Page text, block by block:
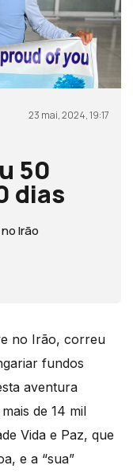
23 mai, 2024, 19:17
50
dias
Irão
no Irão, correu
fundos
aventura
de 14 mil
Vida e Paz, que
e a “sua”